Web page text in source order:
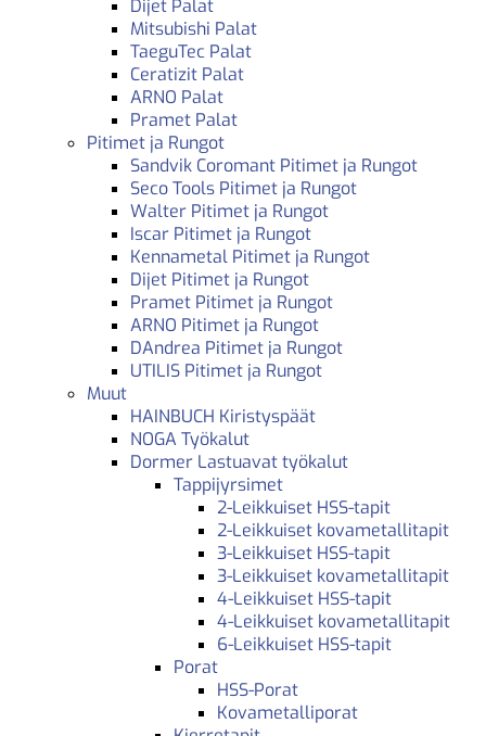
Dijet Palat
Mitsubishi Palat
TaeguTec Palat
Ceratizit Palat
ARNO Palat
Pramet Palat
Pitimet ja Rungot
Sandvik Coromant Pitimet ja Rungot
Seco Tools Pitimet ja Rungot
Walter Pitimet ja Rungot
Iscar Pitimet ja Rungot
Kennametal Pitimet ja Rungot
Dijet Pitimet ja Rungot
Pramet Pitimet ja Rungot
ARNO Pitimet ja Rungot
DAndrea Pitimet ja Rungot
UTILIS Pitimet ja Rungot
Muut
HAINBUCH Kiristyspäät
NOGA Työkalut
Dormer Lastuavat työkalut
Tappijyrsimet
2-Leikkuiset HSS-tapit
2-Leikkuiset kovametallitapit
3-Leikkuiset HSS-tapit
3-Leikkuiset kovametallitapit
4-Leikkuiset HSS-tapit
4-Leikkuiset kovametallitapit
6-Leikkuiset HSS-tapit
Porat
HSS-Porat
Kovametalliporat